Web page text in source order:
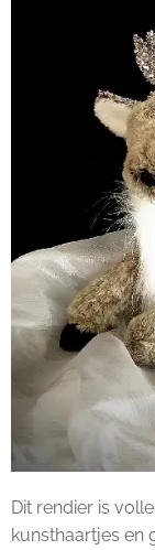
Dit rendier is
kunsthaartjes en